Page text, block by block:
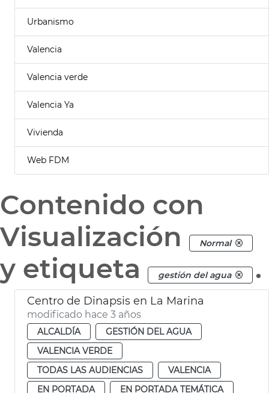
Urbanismo
Valencia
Valencia verde
Valencia Ya
Vivienda
Web FDM
Contenido con
Visualización
Normal
y etiqueta gestión del agua .
Centro de Dinapsis en La Marina
modificado hace 3 años
ALCALDÍA
GESTIÓN DEL AGUA
VALENCIA VERDE
TODAS LAS AUDIENCIAS
VALENCIA
EN PORTADA
EN PORTADA TEMÁTICA